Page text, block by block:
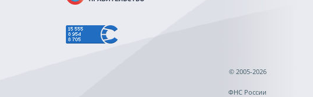
© 2005-2026
ФНС России